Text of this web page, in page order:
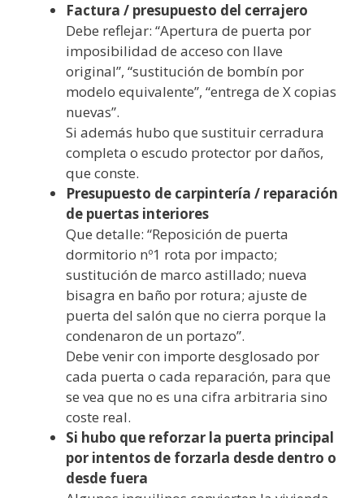
Factura / presupuesto del cerrajero
Debe reflejar: “Apertura de puerta por
imposibilidad de acceso con llave
original”, “sustitución de bombín por
modelo equivalente”, “entrega de X copias
nuevas”.
Si además hubo que sustituir cerradura
completa o escudo protector por daños,
que conste.
Presupuesto de carpintería / reparación
de puertas interiores
Que detalle: “Reposición de puerta
dormitorio nº1 rota por impacto;
sustitución de marco astillado; nueva
bisagra en baño por rotura; ajuste de
puerta del salón que no cierra porque la
condenaron de un portazo”.
Debe venir con importe desglosado por
cada puerta o cada reparación, para que
se vea que no es una cifra arbitraria sino
coste real.
Si hubo que reforzar la puerta principal
por intentos de forzarla desde dentro o
desde fuera